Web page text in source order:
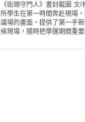
《街頭守門人》書封截圖 文
所學生在第一時間奔赴現場
議場的畫面，提供了第一手
候現場，隨時把學運期間重